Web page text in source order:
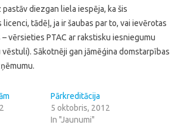
diezgan liela iespēja, ka šis
tādēļ, ja ir šaubas par to, vai ievērotas
vērsieties PTAC ar rakstisku iesniegumu
Sākotnēji gan jāmēģina domstarpības
Pārkreditācija
5 oktobris, 2012
In "Jaunumi"